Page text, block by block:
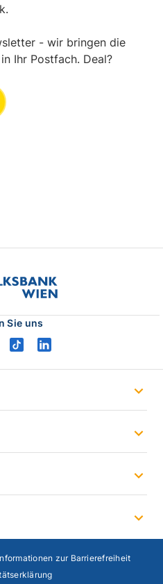
- wir bringen die
Ihr Postfach. Deal?
volksbank
wien
Sie uns
tiktoklinkedin
zur Barrierefreiheit